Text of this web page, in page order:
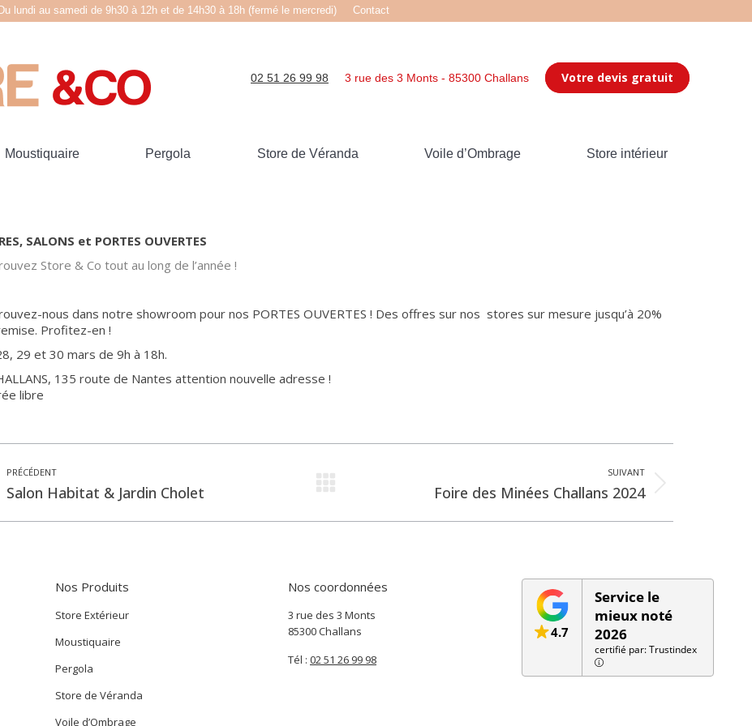
Du lundi au samedi de 9h30 à 12h et de 14h30 à 18h (fermé le mercredi) Contact
02 51 26 99 98 3 rue des 3 Monts - 85300 Challans Votre devis gratuit
Moustiquaire Pergola Store de Véranda Voile d’Ombrage Store intérieur
SALONS et PORTES OUVERTES
Store & Co tout au long de l’année !
nous dans notre showroom pour nos PORTES OUVERTES ! Des offres sur nos stores sur mesure jusqu’à 20%
Profitez-en !
29 et 30 mars de 9h à 18h.
135 route de Nantes attention nouvelle adresse !
libre
PRÉCÉDENT
Article
:
Salon Habitat & Jardin Cholet
SUIVANT
:
Foire des Minées Challans 2024
Nos Produits
Store Extérieur
Moustiquaire
Pergola
Store de Véranda
Voile d’Ombrage
Nos coordonnées
3 rue des 3 Monts
85300 Challans
Tél : 02 51 26 99 98
4.7
Service le
mieux noté
2026
certifié par: Trustindex